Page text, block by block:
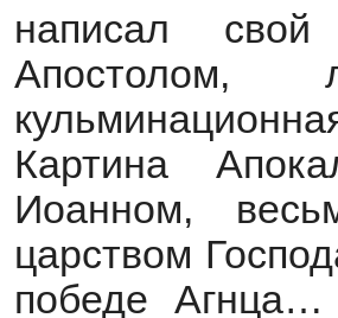
написал свой
Картина
Иоанном,
царством
победе Агнца…